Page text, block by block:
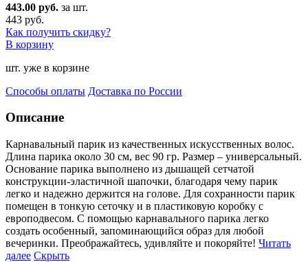
443.00 руб. за шт.
443 руб.
Как получить скидку?
В корзину
шт. уже в корзине
Способы оплаты Доставка по России
Описание
Карнавальный парик из качественных искусственных волос.
Длина парика около 30 см, вес 90 гр. Размер – универсальный.
Основание парика выполнено из дышащей сетчатой
конструкции-эластичной шапочки, благодаря чему парик
легко и надежно держится на голове. Для сохранности парик
помещен в тонкую сеточку и в пластиковую коробку с
европодвесом. С помощью карнавального парика легко
создать особенный, запоминающийся образ для любой
вечеринки. Преображайтесь, удивляйте и покоряйте! Читать
далее Скрыть